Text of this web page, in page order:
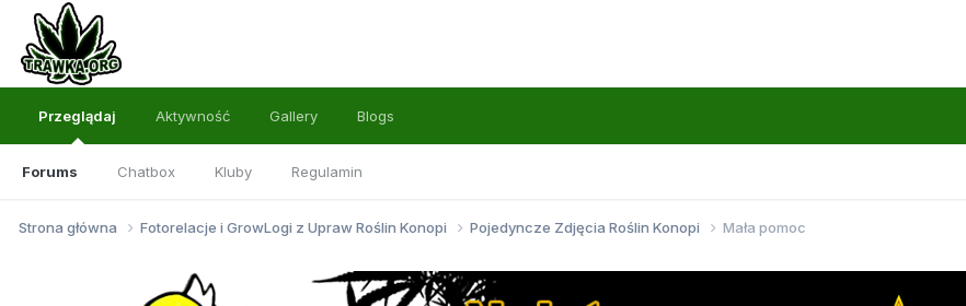
Przeglądaj
Forums Chatbox Kluby Regulamin
Aktywność Gallery Blogs
Strona główna Fotorelacje i GrowLogi z Upraw Roślin Konopi Pojedyncze Zdjęcia Roślin Konopi Mała pomoc